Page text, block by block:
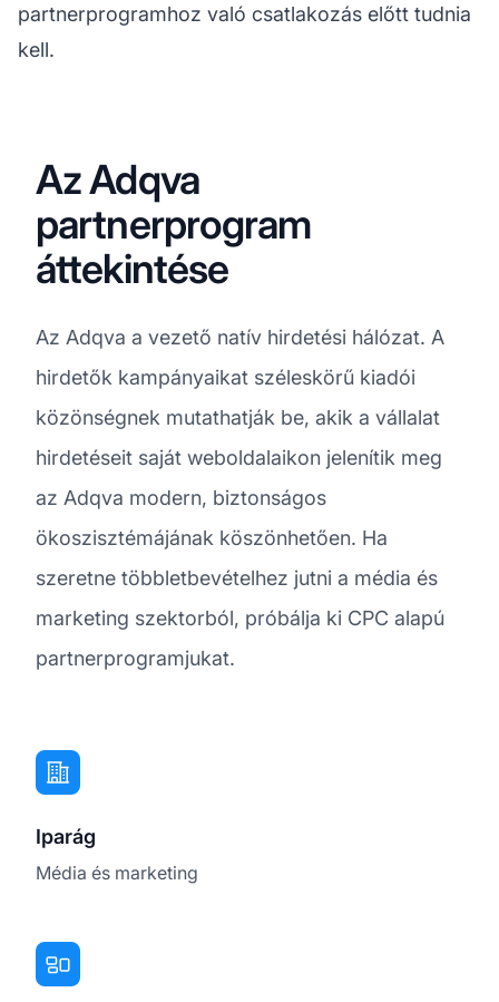
partnerprogramhoz való csatlakozás előtt tudnia
kell.
Az Adqva
partnerprogram
áttekintése
Az Adqva a vezető natív hirdetési hálózat. A
hirdetők kampányaikat széleskörű kiadói
közönségnek mutathatják be, akik a vállalat
hirdetéseit saját weboldalaikon jelenítik meg
az Adqva modern, biztonságos
ökoszisztémájának köszönhetően. Ha
szeretne többletbevételhez jutni a média és
marketing szektorból, próbálja ki CPC alapú
partnerprogramjukat.
Iparág
Média és marketing